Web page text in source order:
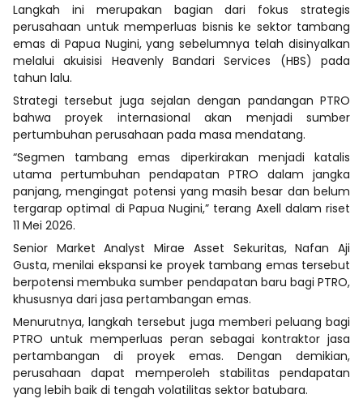
Langkah ini merupakan bagian dari fokus strategis
perusahaan untuk memperluas bisnis ke sektor tambang
emas di Papua Nugini, yang sebelumnya telah disinyalkan
melalui akuisisi Heavenly Bandari Services (HBS) pada
tahun lalu.
Strategi tersebut juga sejalan dengan pandangan PTRO
bahwa proyek internasional akan menjadi sumber
pertumbuhan perusahaan pada masa mendatang.
“Segmen tambang emas diperkirakan menjadi katalis
utama pertumbuhan pendapatan PTRO dalam jangka
panjang, mengingat potensi yang masih besar dan belum
tergarap optimal di Papua Nugini,” terang Axell dalam riset
11 Mei 2026.
Senior Market Analyst Mirae Asset Sekuritas, Nafan Aji
Gusta, menilai ekspansi ke proyek tambang emas tersebut
berpotensi membuka sumber pendapatan baru bagi PTRO,
khususnya dari jasa pertambangan emas.
Menurutnya, langkah tersebut juga memberi peluang bagi
PTRO untuk memperluas peran sebagai kontraktor jasa
pertambangan di proyek emas. Dengan demikian,
perusahaan dapat memperoleh stabilitas pendapatan
yang lebih baik di tengah volatilitas sektor batubara.